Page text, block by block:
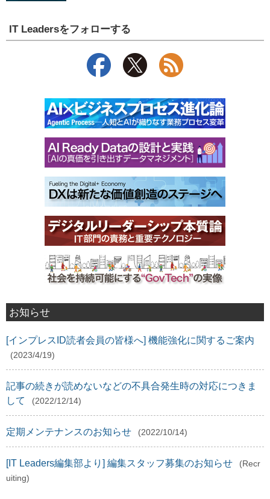
IT Leadersをフォローする
お知らせ
[インプレスID読者会員の皆様へ] 機能強化に関するご案内
(2023/4/19)
記事の続きが読めないなどの不具合発生時の対応につきま
して
(2022/12/14)
定期メンテナンスのお知らせ (2022/10/14)
[IT Leaders編集部より] 編集スタッフ募集のお知らせ
(Recr
uiting)